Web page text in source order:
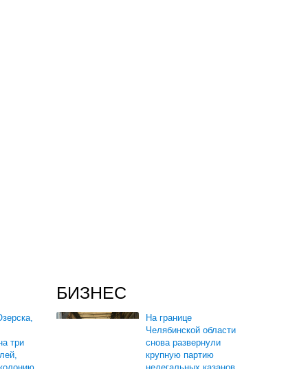
три
БИЗНЕС
На границе
Челябинской области
снова развернули
крупную партию